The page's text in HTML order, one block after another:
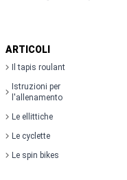
ARTICOLI
Il tapis roulant
Istruzioni per
l'allenamento
Le ellittiche
Le cyclette
Le spin bikes